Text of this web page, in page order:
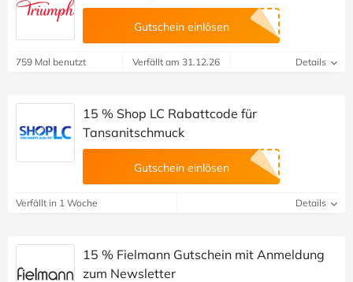
Gutschein einlösen
759 Mal benutzt Verfällt am 31.12.26 Details
15 % Shop LC Rabattcode für
Tansanitschmuck
Gutschein einlösen
Verfällt in 1 Woche Details
15 % Fielmann Gutschein mit Anmeldung
zum Newsletter